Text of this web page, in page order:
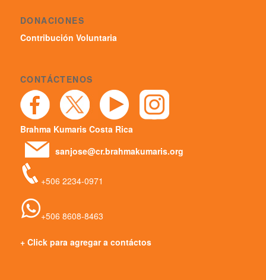
DONACIONES
Contribución Voluntaria
CONTÁCTENOS
Brahma Kumaris Costa Rica
sanjose@cr.brahmakumaris.org
+506 2234-0971
+506 8608-8463
+ Click para agregar a contáctos